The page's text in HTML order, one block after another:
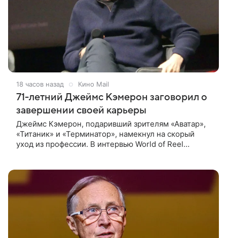
18 часов назад Кино Mail
71-летний Джеймс Кэмерон заговорил о
завершении своей карьеры
Джеймс Кэмерон, подаривший зрителям «Аватар»,
«Титаник» и «Терминатор», намекнул на скорый
уход из профессии. В интервью World of Reel